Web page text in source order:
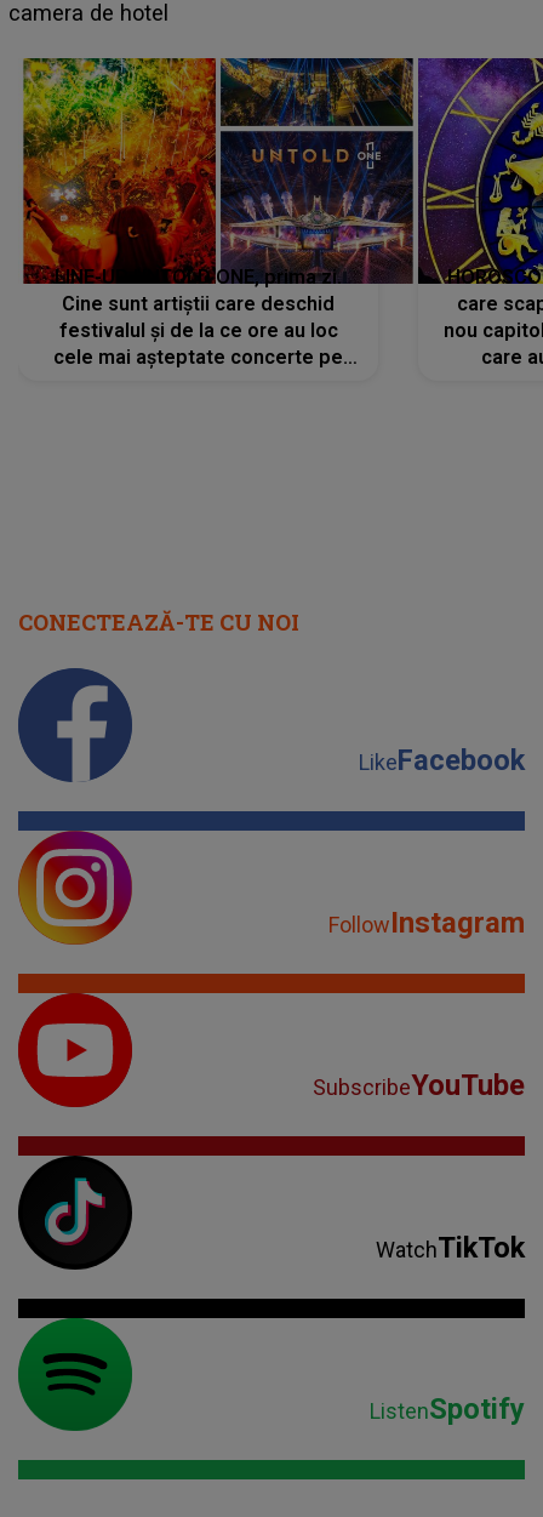
LINE-UP UNTOLD ONE, prima zi.
Cine sunt artiștii care deschid
festivalul și de la ce ore au loc
cele mai așteptate concerte pe
scena principală?
care
nou
care